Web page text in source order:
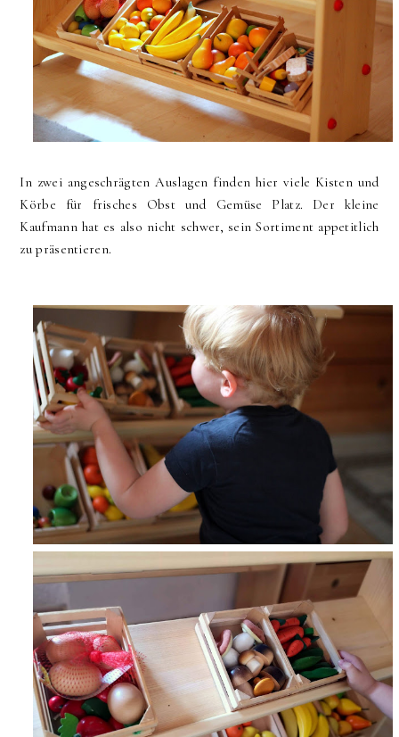
In zwei angeschrägten Auslagen finden hier viele Kisten und
Körbe für frisches Obst und Gemüse Platz. Der kleine
Kaufmann hat es also nicht schwer, sein Sortiment appetitlich
zu präsentieren.